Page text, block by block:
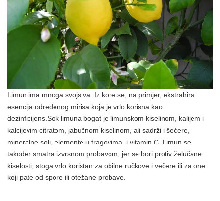
Limun ima mnoga svojstva. Iz kore se, na primjer, ekstrahira
esencija određenog mirisa koja je vrlo korisna kao
dezinficijens.Sok limuna bogat je limunskom kiselinom, kalijem i
kalcijevim citratom, jabučnom kiselinom, ali sadrži i šećere,
mineralne soli, elemente u tragovima. i vitamin C. Limun se
također smatra izvrsnom probavom, jer se bori protiv želučane
kiselosti, stoga vrlo koristan za obilne ručkove i večere ili za one
koji pate od spore ili otežane probave.